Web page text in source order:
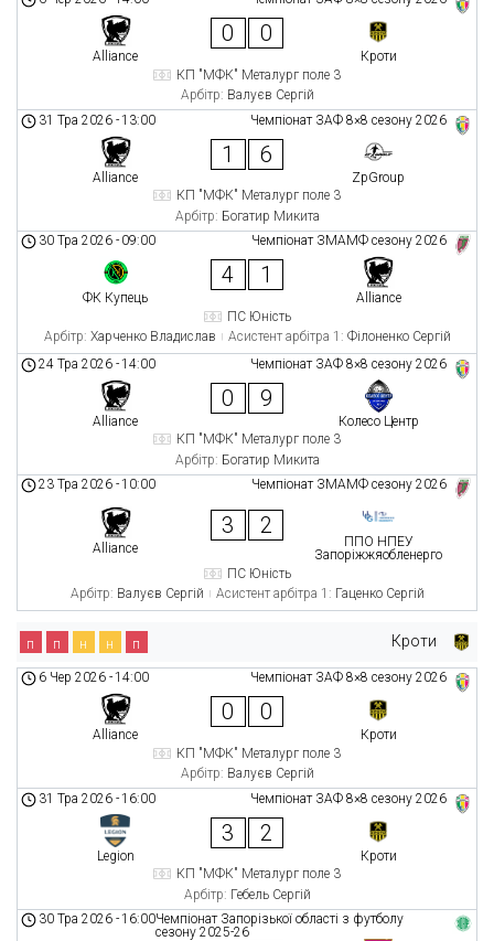
Alliance
0 0
Кроти
КП "МФК" Металург поле 3
Арбітр: Валуєв Сергій
Чемпіонат ЗАФ 8×8 сезону 2026
31 Тра 2026 -13:00
Alliance
1 6
ZpGroup
КП "МФК" Металург поле 3
Арбітр: Богатир Микита
Чемпіонат ЗМАМФ сезону 2026
30 Тра 2026 - 09:00
ФК Купець
4 1
Alliance
ПС Юність
Арбітр: Харченко Владислав Асистент арбітра 1: Філоненко Сергій
Чемпіонат ЗАФ 8×8 сезону 2026
24 Тра 2026 -14:00
Alliance
0 9
Колесо Центр
КП "МФК" Металург поле 3
Арбітр: Богатир Микита
Чемпіонат ЗМАМФ сезону 2026
23 Тра 2026 -10:00
Alliance
3 2
ППО НПЕУ
Запоріжжяобленерго
ПС Юність
Арбітр: Валуєв Сергій Асистент арбітра 1: Гаценко Сергій
Кроти
п п н н п
Чемпіонат ЗАФ 8×8 сезону 2026
6 Чер 2026 -14:00
Alliance
0 0
Кроти
КП "МФК" Металург поле 3
Арбітр: Валуєв Сергій
Чемпіонат ЗАФ 8×8 сезону 2026
31 Тра 2026 -16:00
Legion
3 2
Кроти
КП "МФК" Металург поле 3
Арбітр: Гебель Сергій
Чемпіонат Запорізької області з футболу
сезону 2025-26
30 Тра 2026 -16:00